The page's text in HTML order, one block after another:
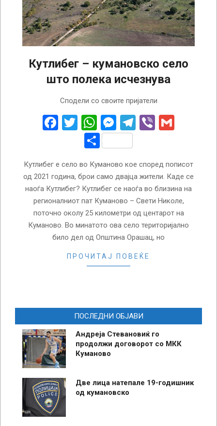
Кутлибег – кумановско село
што полека исчезнува
Сподели со своите пријатели
Facebook
Twitter
WhatsApp
Messenger
Telegram
Viber
Share
Кутлибег е село во Куманово кое според пописот
од 2021 година, брои само двајца жители. Каде се
наоѓа Кутлибег? Кутлибег се наоѓа во близина на
регионалниот пат Куманово – Свети Николе,
поточно околу 25 километри од центарот на
Куманово. Во минатото ова село територијално
било дел од Општина Орашац, но
ПРОЧИТАЈ ПОВЕЌЕ
ПОСЛЕДНИ ОБЈАВИ
Андреја Стевановиќ го
продолжи договорот со МКК
Куманово
Две лица натепале 19-годишник
од кумановско